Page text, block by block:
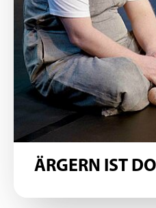
ÄRGERN IST